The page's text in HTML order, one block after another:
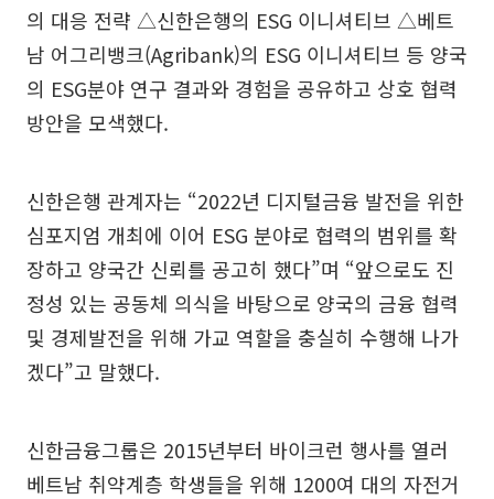
의 대응 전략 △신한은행의 ESG 이니셔티브 △베트
남 어그리뱅크(Agribank)의 ESG 이니셔티브 등 양국
의 ESG분야 연구 결과와 경험을 공유하고 상호 협력
방안을 모색했다.
신한은행 관계자는 “2022년 디지털금융 발전을 위한
심포지엄 개최에 이어 ESG 분야로 협력의 범위를 확
장하고 양국간 신뢰를 공고히 했다”며 “앞으로도 진
정성 있는 공동체 의식을 바탕으로 양국의 금융 협력
및 경제발전을 위해 가교 역할을 충실히 수행해 나가
겠다”고 말했다.
신한금융그룹은 2015년부터 바이크런 행사를 열러
베트남 취약계층 학생들을 위해 1200여 대의 자전거